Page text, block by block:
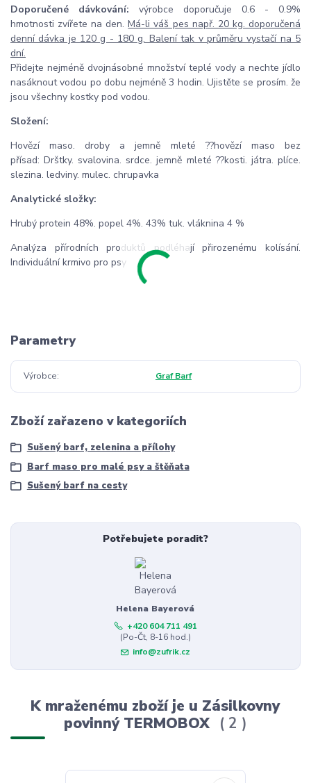
Doporučené dávkování: výrobce doporučuje 0.6 - 0.9%
hmotnosti zvířete na den.Má-li váš pes např. 20 kg. doporučená
denní dávka je 120 g - 180 g. Balení tak v průměru vystačí na 5
dní.
Přidejte nejméně dvojnásobné množství teplé vody a nechte jídlo
nasáknout vodou po dobu nejméně 3 hodin. Ujistěte se prosím. že
jsou všechny kostky pod vodou.
Složení:
Hovězí maso. droby a jemně mleté ??hovězí maso bez
přísad: Drštky. svalovina. srdce. jemně mleté ??kosti. játra. plíce.
slezina. ledviny. mulec. chrupavka
Analytické složky:
Hrubý protein 48%. popel 4%. 43% tuk. vláknina 4 %
Analýza přírodních produktů podléhají přirozenému kolísání.
Individuální krmivo pro psy
Parametry
Výrobce Graf Barf
Zboží zařazeno v kategoriích
Sušený barf, zelenina a přílohy
Barf maso pro malé psy a štěňata
Sušený barf na cesty
Potřebujete poradit?
Helena Bayerová
+420 604 711 491
(Po-Čt, 8-16 hod.)
info@zufrik.cz
K mraženému zboží je u Zásilkovny
povinný TERMOBOX
2